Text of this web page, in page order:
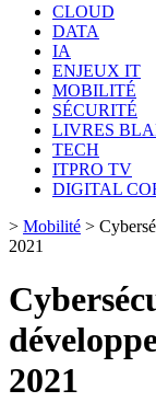
CLOUD
DATA
IA
ENJEUX IT
MOBILITÉ
SÉCURITÉ
LIVRES
TECH
ITPRO TV
DIGITAL
> Mobilité >
2021
2021